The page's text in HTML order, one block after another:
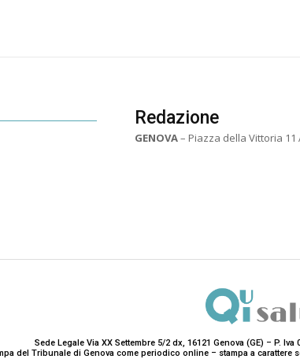
Redazione
GENOVA– Piazza della Vittoria 11
Sede Legale Via XX Settembre 5/2 dx, 16121 Genova (GE) – P. Iva
del Tribunale di Genova come periodico online – stampa a carattere